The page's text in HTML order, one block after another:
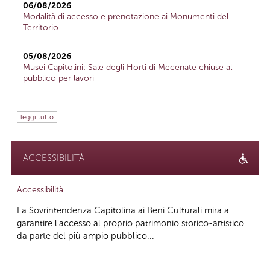
06/08/2026
Modalità di accesso e prenotazione ai Monumenti del
Territorio
05/08/2026
Musei Capitolini: Sale degli Horti di Mecenate chiuse al
pubblico per lavori
leggi tutto
ACCESSIBILITÀ
Accessibilità
La Sovrintendenza Capitolina ai Beni Culturali mira a
garantire l’accesso al proprio patrimonio storico-artistico
da parte del più ampio pubblico...